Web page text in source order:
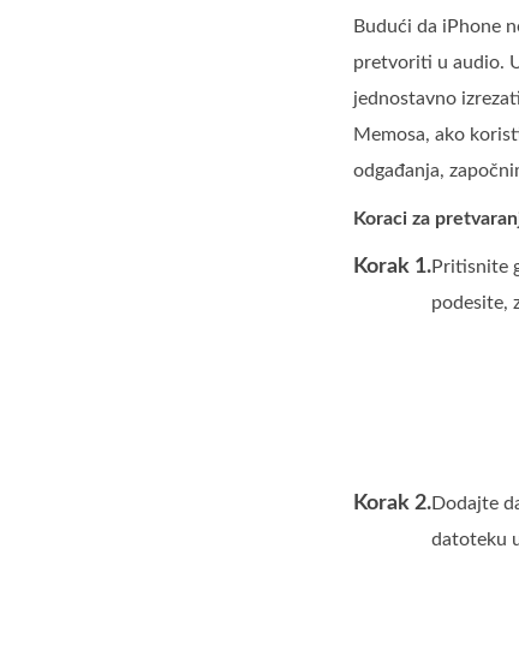
Budući da iPhone
pretvoriti u audio.
jednostavno
Memosa, ako
odgađanja,
Koraci za
Korak 1.Pritisnite
podesite,
Korak 2.Dodajte
datoteku